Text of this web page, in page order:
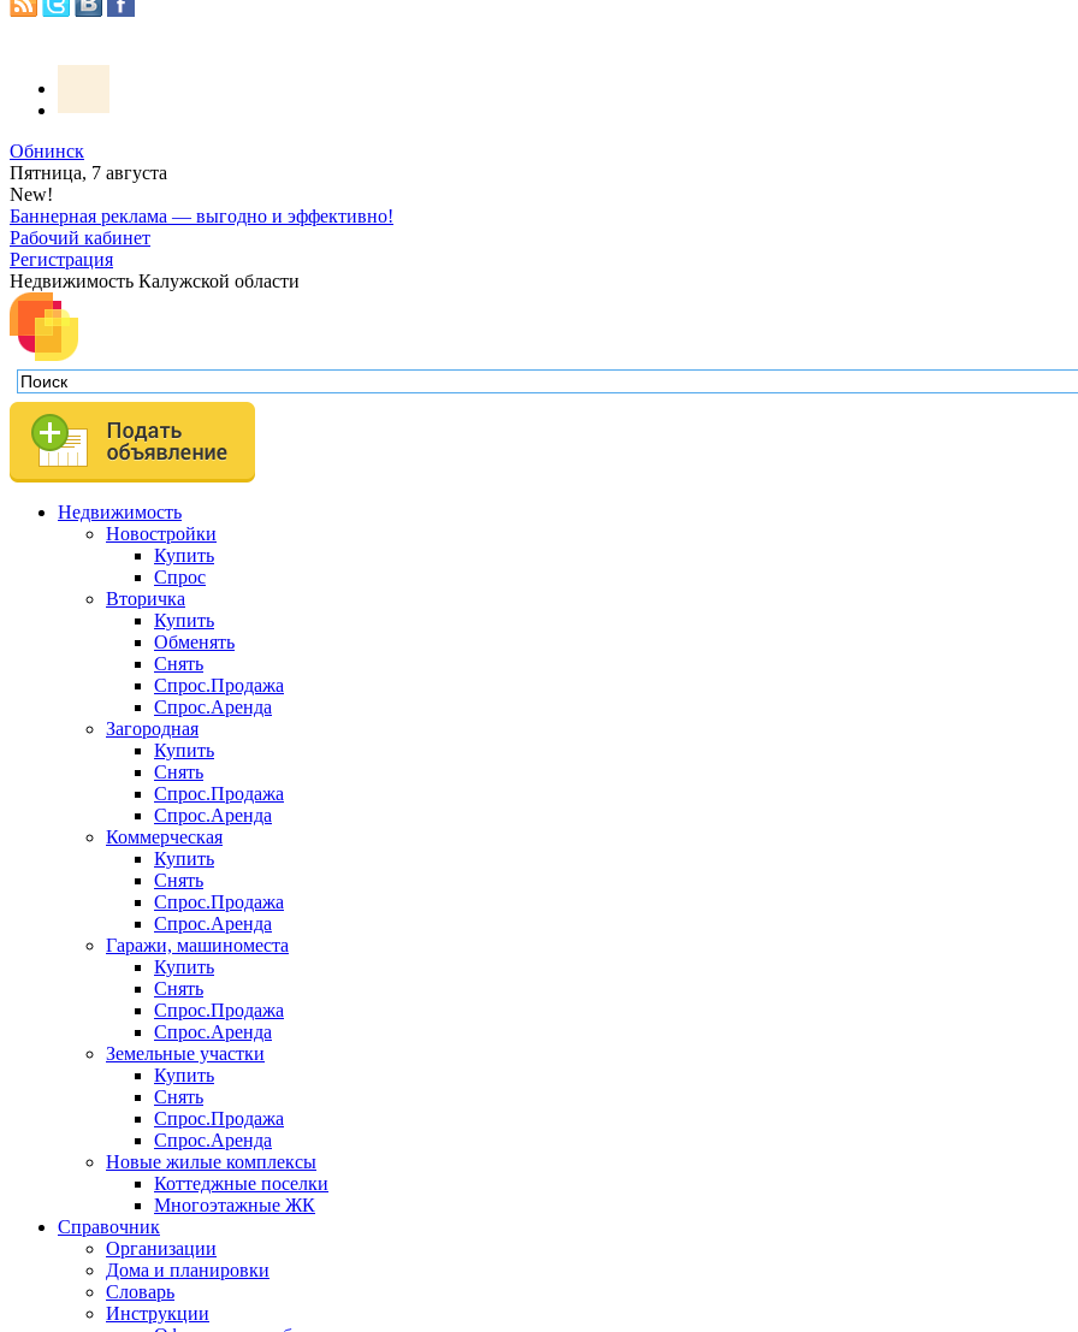
Обнинск
Пятница, 7 августа
New!
Баннерная реклама — выгодно и эффективно!
Рабочий кабинет
Регистрация
Недвижимость Калужской области
Недвижимость
Новостройки
Купить
Спрос
Вторичка
Купить
Обменять
Снять
Спрос.Продажа
Спрос.Аренда
Загородная
Купить
Снять
Спрос.Продажа
Спрос.Аренда
Коммерческая
Купить
Снять
Спрос.Продажа
Спрос.Аренда
Гаражи, машиноместа
Купить
Снять
Спрос.Продажа
Спрос.Аренда
Земельные участки
Купить
Снять
Спрос.Продажа
Спрос.Аренда
Новые жилые комплексы
Коттеджные поселки
Многоэтажные ЖК
Справочник
Организации
Дома и планировки
Словарь
Инструкции